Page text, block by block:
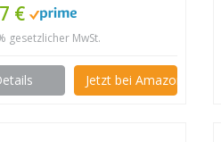
€
gesetzlicher MwSt.
Jetzt bei Amazon kaufen